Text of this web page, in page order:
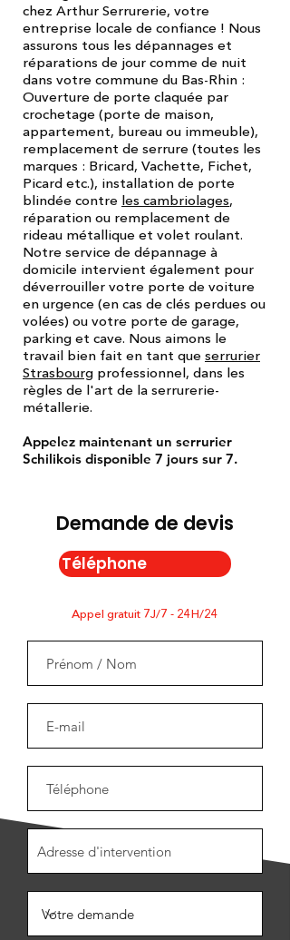
chez Arthur Serrurerie, votre
entreprise locale de confiance ! Nous
assurons tous les dépannages et
réparations de jour comme de nuit
dans votre commune du Bas-Rhin :
Ouverture de porte claquée par
crochetage (porte de maison,
appartement, bureau ou immeuble),
remplacement de serrure (toutes les
marques : Bricard, Vachette, Fichet,
Picard etc.), installation de porte
blindée contre les cambriolages,
réparation ou remplacement de
rideau métallique et volet roulant.
Notre service de dépannage à
domicile intervient également pour
déverrouiller votre porte de voiture
en urgence (en cas de clés perdues ou
volées) ou votre porte de garage,
parking et cave. Nous aimons le
travail bien fait en tant que serrurier
Strasbourg professionnel, dans les
règles de l'art de la serrurerie-
métallerie.
Appelez maintenant un serrurier
Schilikois disponible 7 jours sur 7.
Demande de devis
Téléphone
Appel gratuit 7J/7 - 24H/24